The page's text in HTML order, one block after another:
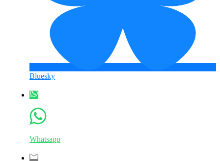
Bluesky
Whatsapp